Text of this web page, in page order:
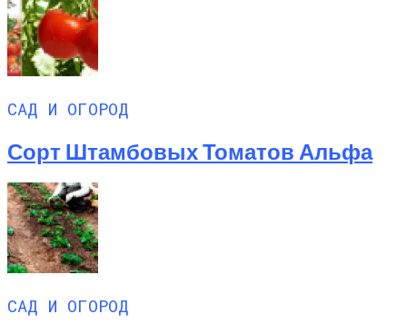
САД И ОГОРОД
Сорт Штамбовых Томатов Альфа
САД И ОГОРОД